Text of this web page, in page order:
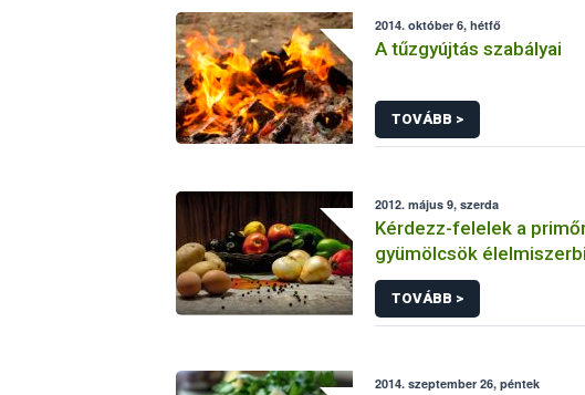
2014. október 6, hétfő
A tűzgyújtás szabályai
TOVÁBB >
2012. május 9, szerda
Kérdezz-felelek a
gyümölcsök
vonatkozásairól
TOVÁBB >
2014. szeptember 26, péntek